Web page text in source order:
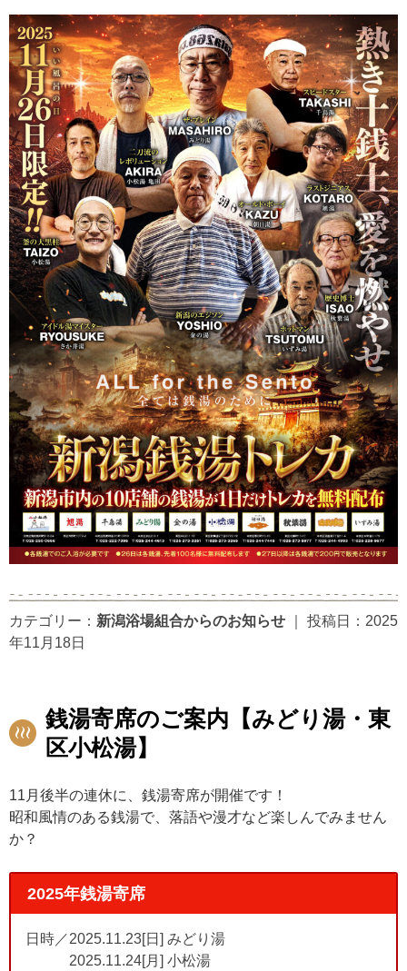
カテゴリー： 新潟浴場組合からのお知らせ
投稿日：2025
年11月18日
銭湯寄席のご案内【みどり湯・東
区小松湯】
11月後半の連休に、銭湯寄席が開催です！
昭和風情のある銭湯で、落語や漫才など楽しんでみません
か？
2025年銭湯寄席
日時／2025.11.23[日] みどり湯
2025.11.24[月] 小松湯